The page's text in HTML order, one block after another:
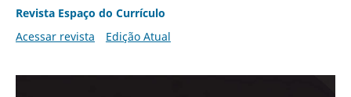
Revista Espaço do Currículo
Acessar revista
Edição Atual